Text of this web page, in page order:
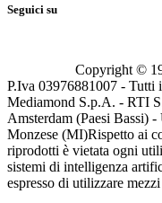
Seguici su
Copyright ©
P.Iva 03976881007 - Tutti
Mediamond S.p.A. - RTI
Amsterdam (Paesi Bassi)
Monzese (MI)Rispetto ai
riprodotti è vietata ogni
sistemi di intelligenza
espresso di utilizzare